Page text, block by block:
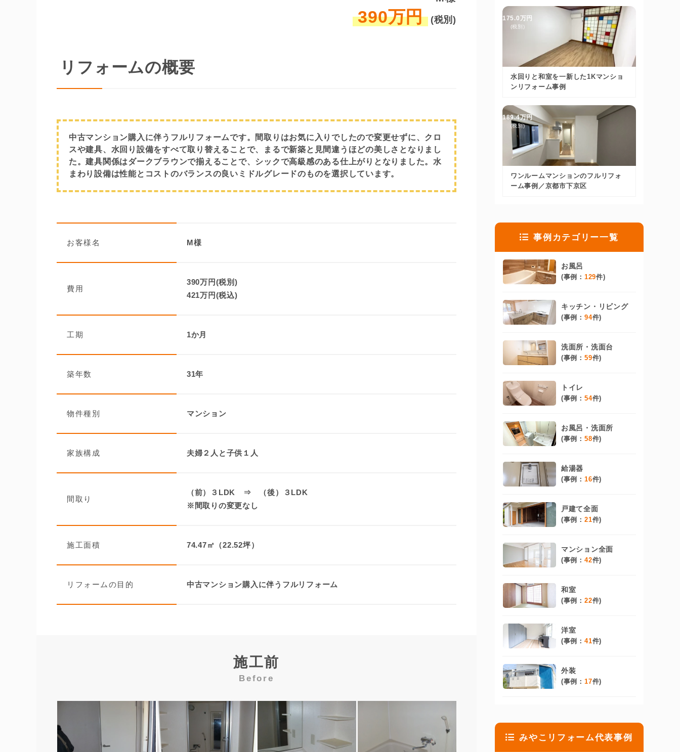
390万円 (税別)
リフォームの概要
中古マンション購入に伴うフルリフォームです。間取りはお気に入りでしたので変更せずに、クロ
スや建具、水回り設備をすべて取り替えることで、まるで新築と見間違うほどの美しさとなりまし
た。建具関係はダークブラウンで揃えることで、シックで高級感のある仕上がりとなりました。水
まわり設備は性能とコストのバランスの良いミドルグレードのものを選択しています。
お客様名 M様
費用
390万円(税別)
421万円(税込)
工期 1か月
築年数 31年
物件種別 マンション
家族構成 夫婦２人と子供１人
間取り
（前）３LDK ⇒ （後）３LDK
※間取りの変更なし
施工面積 74.47㎡（22.52坪）
リフォームの目的 中古マンション購入に伴うフルリフォーム
施工前
Before
175.0万円
(税別)
水回りと和室を一新した1Kマンショ
ンリフォーム事例
189.4万円
(税別)
ワンルームマンションのフルリフォ
ーム事例／京都市下京区
事例カテゴリー一覧
お風呂
(事例： 129件)
キッチン・リビング
(事例： 94件)
洗面所・洗面台
(事例： 59件)
トイレ
(事例： 54件)
お風呂・洗面所
(事例： 58件)
給湯器
(事例： 16件)
戸建て全面
(事例： 21件)
マンション全面
(事例： 42件)
和室
(事例： 22件)
洋室
(事例： 41件)
外装
(事例： 17件)
みやこリフォーム代表事例